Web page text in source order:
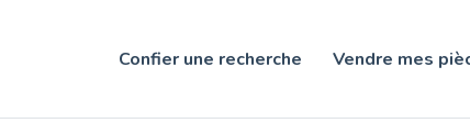
Confier une recherche Vendre mes